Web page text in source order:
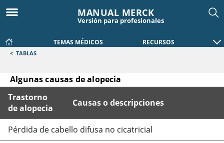
MANUAL MERCK
Versión para profesionales
TEMAS MÉDICOS RECURSOS
< TABLAS
Algunas causas de alopecia
Algunas causas de alopecia
Trastorno
de alopecia
Causas o descripciones
Pérdida de cabello difusa no cicatricial